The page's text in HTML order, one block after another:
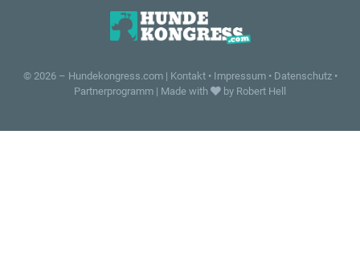
© 2026 – Hundekongress.com| Kontakt• Impressum• Datenschutz•
Partnerprogramm | Made with by Robert Hell